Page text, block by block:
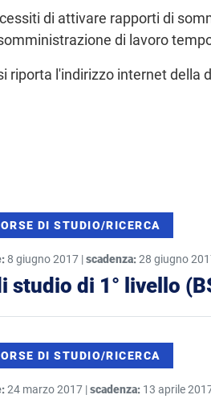
di attivare rapporti di
di lavoro
riporta l'indirizzo internet della
DI STUDIO/RICERCA
8 giugno 2017 |scadenza:28 giugno
studio di 1° livello
DI STUDIO/RICERCA
24 marzo 2017 |scadenza: 13 aprile